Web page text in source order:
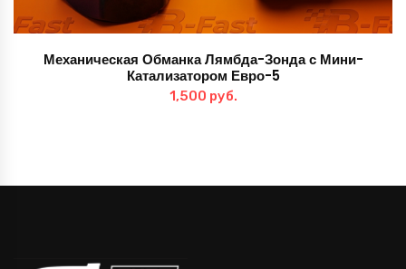
Механическая Обманка Лямбда-Зонда с Мини-
Катализатором Евро-5
1,500 руб.